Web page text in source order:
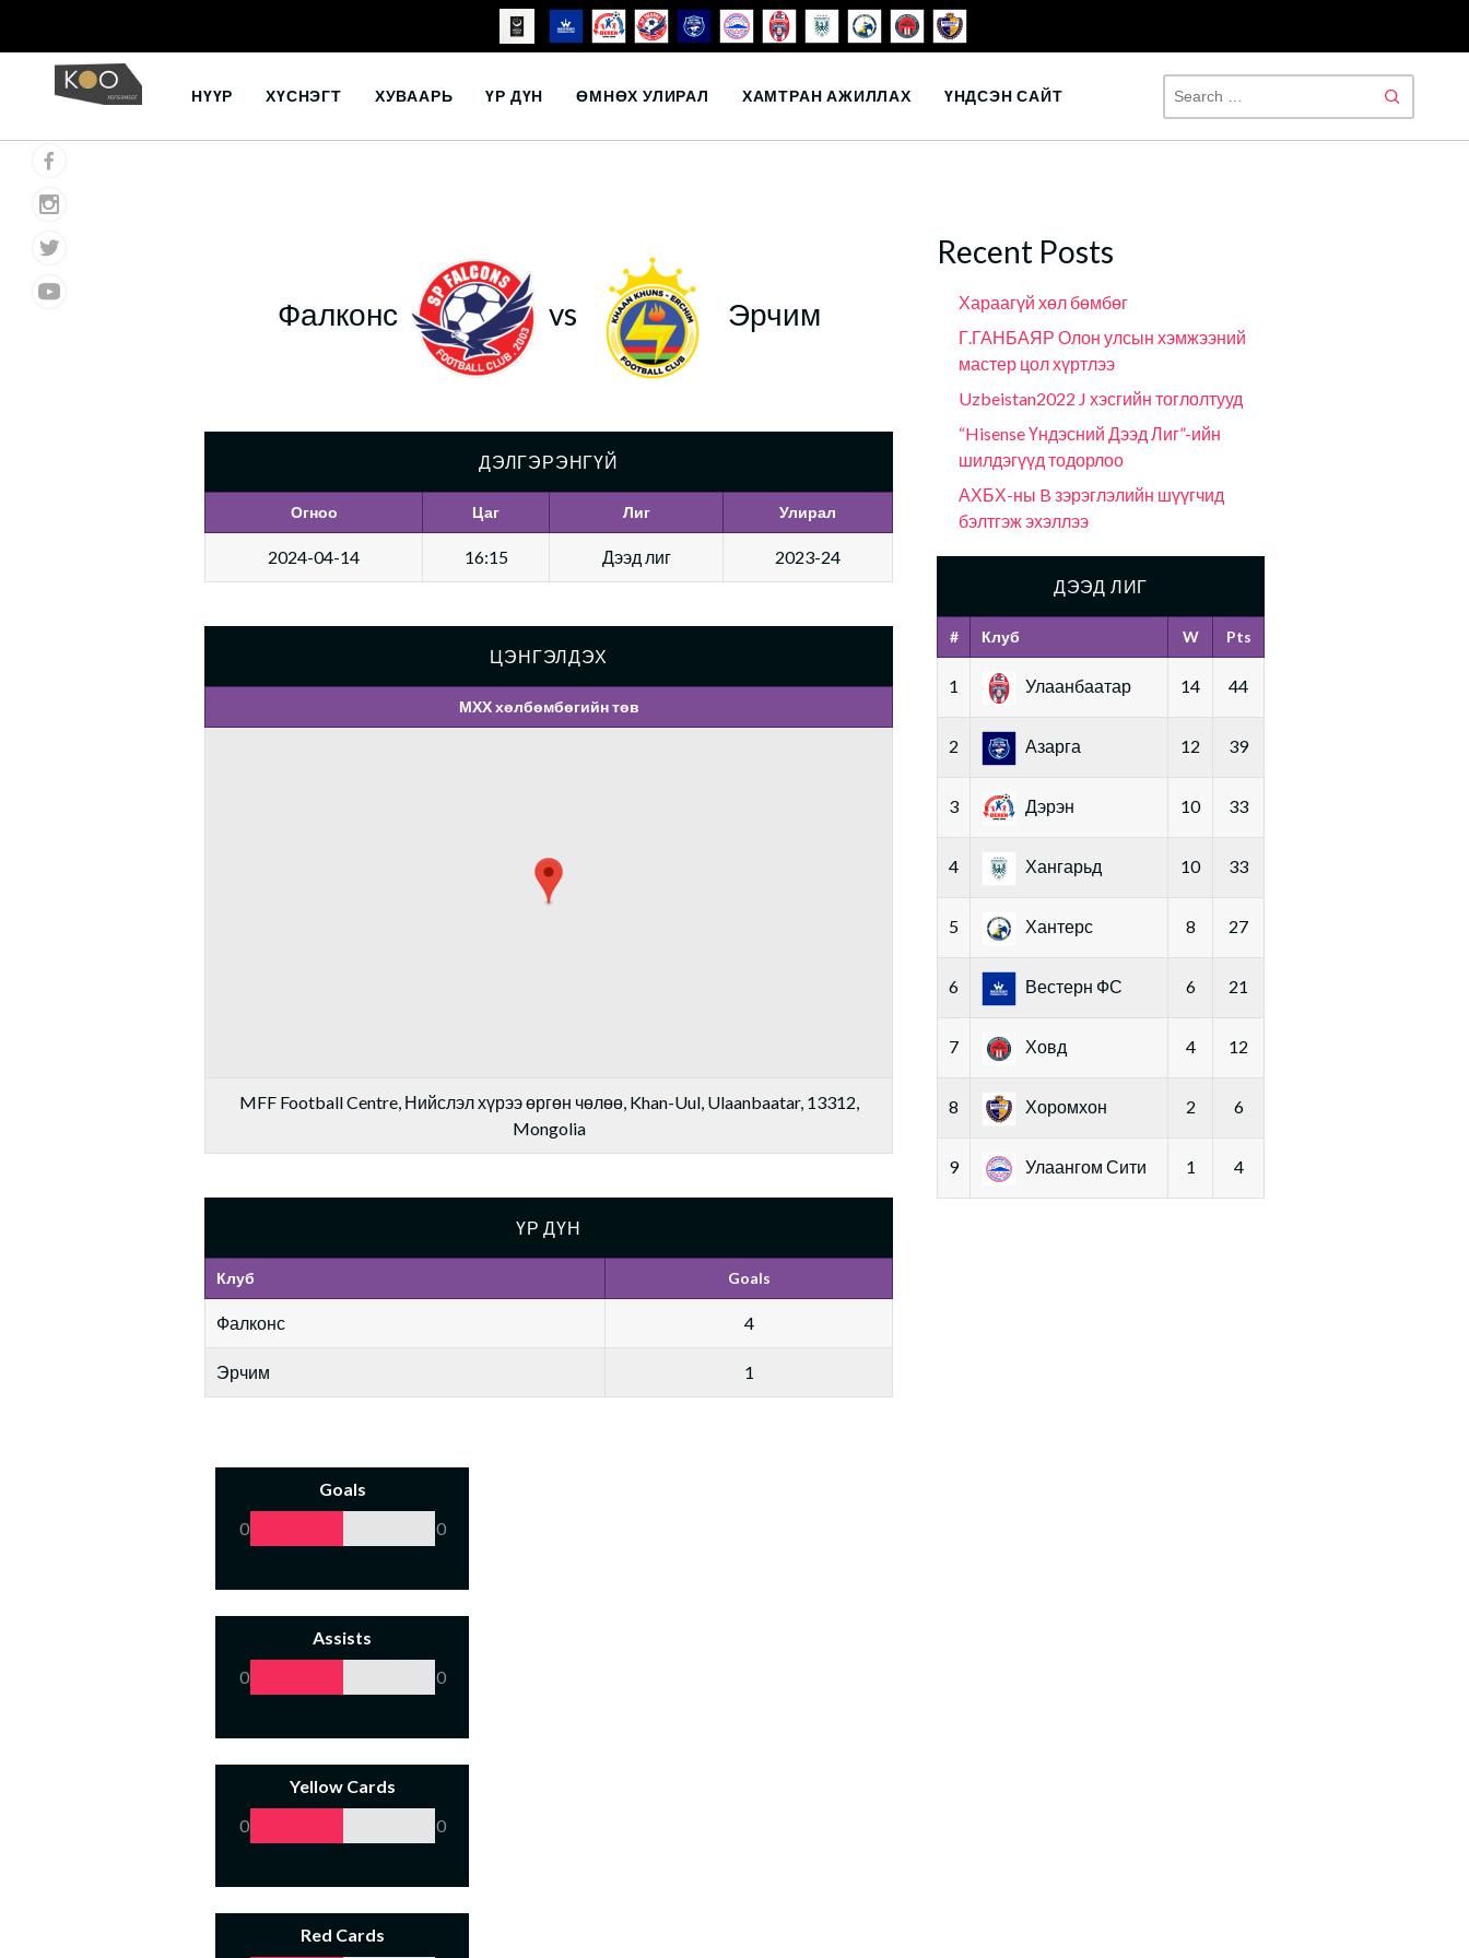
НҮҮР ХҮСНЭГТ ХУВААРЬ ҮР ДҮН ӨМНӨХ УЛИРАЛ ХАМТРАН АЖИЛЛАХ ҮНДСЭН САЙТ
Фалконс vs Эрчим
ДЭЛГЭРЭНГҮЙ
Огноо Цаг Лиг Улирал
2024-04-14 16:15 Дээд лиг 2023-24
ЦЭНГЭЛДЭХ
МХХ хөлбөмбөгийн төв
MFF Football Centre, Нийслэл хүрээ өргөн чөлөө, Khan-Uul, Ulaanbaatar, 13312,
Mongolia
ҮР ДҮН
Клуб Goals
Фалконс 4
Эрчим 1
Goals
0
0
Assists
0
0
Yellow Cards
0
0
Red Cards
Recent Posts
Хараагүй хөл бөмбөг
Г.ГАНБАЯР Олон улсын хэмжээний
мастер цол хүртлээ
Uzbeistan2022 J хэсгийн тоглолтууд
“Hisense Үндэсний Дээд Лиг”-ийн
шилдэгүүд тодорлоо
АХБХ-ны B зэрэглэлийн шүүгчид
бэлтгэж эхэллээ
ДЭЭД ЛИГ
# Клуб W Pts
1 Улаанбаатар 14 44
2 Азарга 12 39
3 Дэрэн 10 33
4 Хангарьд 10 33
5 Хантерс 8 27
6 Вестерн ФС 6 21
7 Ховд 4 12
8 Хоромхон 2 6
9 Улаангом Сити 1 4